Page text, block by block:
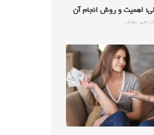
اهمیت و روش انجام آن
پوش